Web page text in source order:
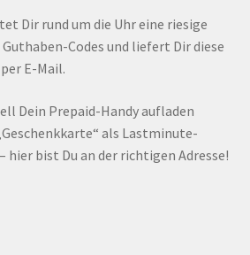
Dir rund um die Uhr eine riesige
Codes und liefert Dir diese
E-Mail.
Dein Prepaid-Handy aufladen
als Lastminute-
hier bist Du an der richtigen Adresse!